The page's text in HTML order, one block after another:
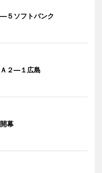
５ソフトバンク
２―１広島
幕